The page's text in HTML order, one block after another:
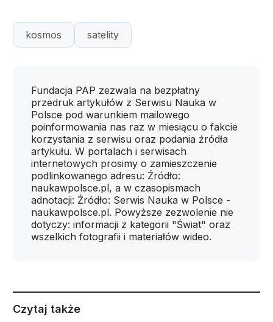
kosmos satelity
Fundacja PAP zezwala na bezpłatny
przedruk artykułów z Serwisu Nauka w
Polsce pod warunkiem mailowego
poinformowania nas raz w miesiącu o fakcie
korzystania z serwisu oraz podania źródła
artykułu. W portalach i serwisach
internetowych prosimy o zamieszczenie
podlinkowanego adresu: Źródło:
naukawpolsce.pl, a w czasopismach
adnotacji: Źródło: Serwis Nauka w Polsce -
naukawpolsce.pl. Powyższe zezwolenie nie
dotyczy: informacji z kategorii "Świat" oraz
wszelkich fotografii i materiałów wideo.
Czytaj także